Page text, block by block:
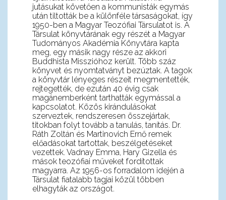
jutásukat követően a kommunisták egymás
után tiltották be a különféle társaságokat, így
1950-ben a Magyar Teozófiai Társulatot is. A
Társulat könyvtárának egy részét a Magyar
Tudományos Akadémia Könyvtára kapta
meg, egy másik nagy része az akkori
Buddhista Misszióhoz került. Több száz
könyvet és nyomtatványt bezúztak. A tagok
a könyvtár lényeges részeit megmentették,
rejtegették, de ezután 40 évig csak
magánemberként tarthatták egymással a
kapcsolatot. Közös kirándulásokat
szerveztek, rendszeresen összejártak,
titokban folyt tovább a tanulás, tanítás. Dr.
Ráth Zoltán és Martinovich Ernő remek
előadásokat tartottak, beszélgetéseket
vezettek. Vadnay Emma, Hary Gizella és
mások teozófiai műveket fordítottak
magyarra. Az 1956-os forradalom idején a
Társulat fiatalabb tagjai közül többen
elhagyták az országot.